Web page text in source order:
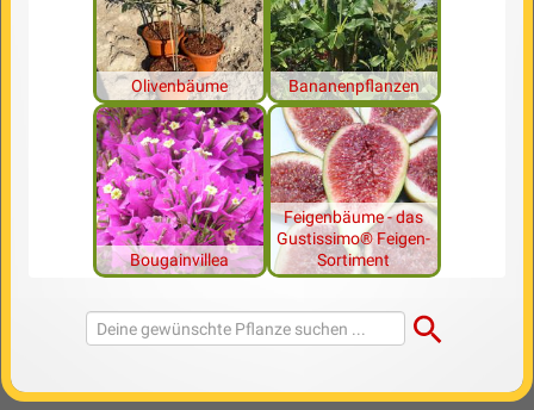
Olivenbäume Bananenpflanzen
Bougainvillea
Feigenbäume - das
Gustissimo® Feigen-
Sortiment